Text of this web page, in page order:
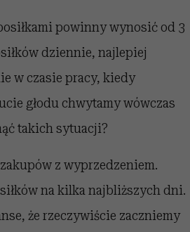
powinny wynosić od 3
dziennie, najlepiej
w czasie pracy, kiedy
głodu chwytamy wówczas
takich sytuacji?
z wyprzedzeniem.
na kilka najbliższych dni.
że rzeczywiście zaczniemy